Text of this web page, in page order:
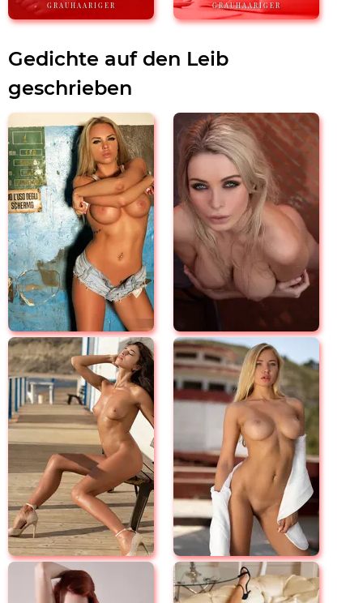
GRAUHAARIGER GRAUHAARIGER
Gedichte auf den Leib
geschrieben